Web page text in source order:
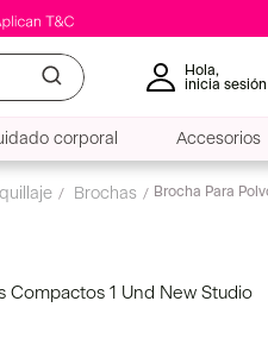
Hola,
inicia sesión
corporal Accesorios
Compactos 1 Und New Studio